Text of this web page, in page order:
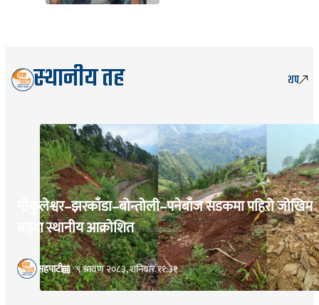
स्थानीय तह थप
गोकुलेश्वर–झरकाँडा–बोन्तोली–पनेबाँज सडकमा पहिरो जोखिम
बढ्दा स्थानीय आक्रोशित
सहपाटी ९ श्रावण २०८३, शनिबार ११:३१